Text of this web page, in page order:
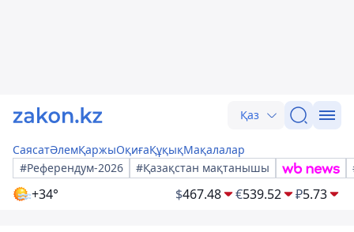
Қаз
СаясатӘлемҚаржыОқиғаҚұқықМақалалар
#Референдум-2026
#Қазақстан мақтанышы
+34° $467.48 €539.52 ₽5.73